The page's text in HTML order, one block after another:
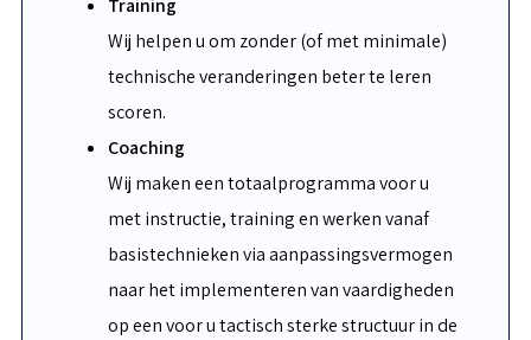
Training
Wij helpen u om zonder (of met minimale)
technische veranderingen beter te leren
scoren.
Coaching
Wij maken een totaalprogramma voor u
met instructie, training en werken vanaf
basistechnieken via aanpassingsvermogen
naar het implementeren van vaardigheden
op een voor u tactisch sterke structuur in de